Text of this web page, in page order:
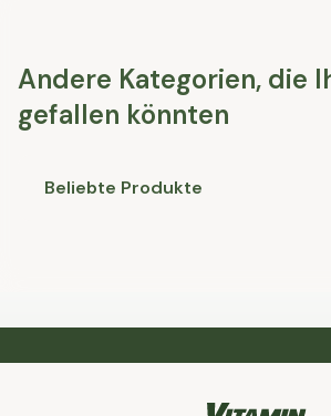
Andere Kategorien, die
gefallen könnten
Beliebte Produkte